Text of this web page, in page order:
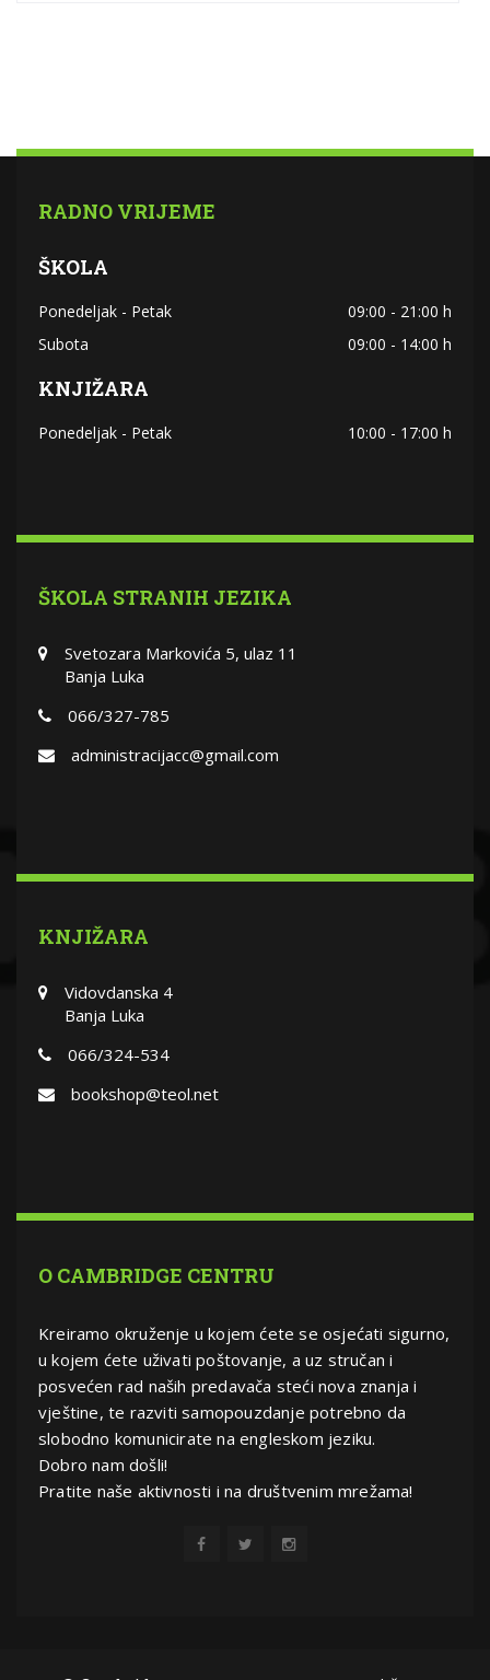
RADNO VRIJEME
ŠKOLA
Ponedeljak - Petak
09:00 - 21:00 h
Subota
09:00 - 14:00 h
KNJIŽARA
Ponedeljak - Petak 10:00 - 17:00 h
ŠKOLA STRANIH JEZIKA
Svetozara Markovića 5, ulaz 11
Banja Luka
066/327-785
administracijacc@gmail.com
KNJIŽARA
Vidovdanska 4
Banja Luka
066/324-534
bookshop@teol.net
O CAMBRIDGE CENTRU
Kreiramo okruženje u kojem ćete se osjećati sigurno,
u kojem ćete uživati poštovanje, a uz stručan i
posvećen rad naših predavača steći nova znanja i
vještine, te razviti samopouzdanje potrebno da
slobodno komunicirate na engleskom jeziku.
Dobro nam došli!
Pratite naše aktivnosti i na društvenim mrežama!